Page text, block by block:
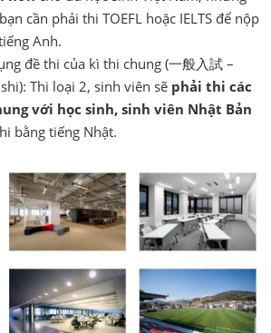
cần phải thi TOEFL hoặc IELTS để nộp
Anh.
đề thi của kì thi chung (一般入試 –
Thi loại 2, sinh viên sẽ phải thi các
với học sinh, sinh viên Nhật Bản
bằng tiếng Nhật.